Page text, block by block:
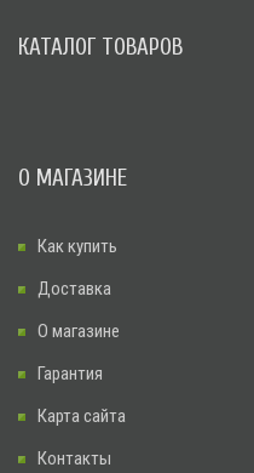
КАТАЛОГ ТОВАРОВ
О МАГАЗИНЕ
Как купить
Доставка
О магазине
Гарантия
Карта сайта
Контакты